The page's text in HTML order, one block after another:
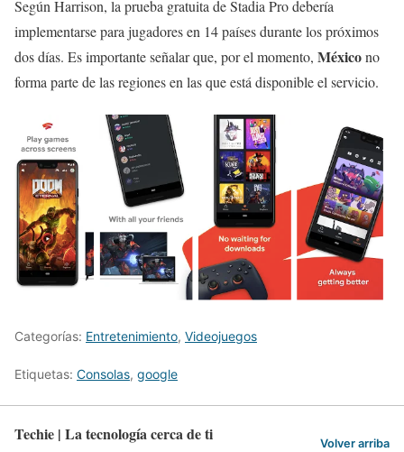
Según Harrison, la prueba gratuita de Stadia Pro debería
implementarse para jugadores en 14 países durante los próximos
dos días. Es importante señalar que, por el momento, Méxicono
forma parte de las regiones en las que está disponible el servicio.
Categorías: Entretenimiento, Videojuegos
Etiquetas: Consolas, google
Techie | La tecnología cerca de ti Volver arriba